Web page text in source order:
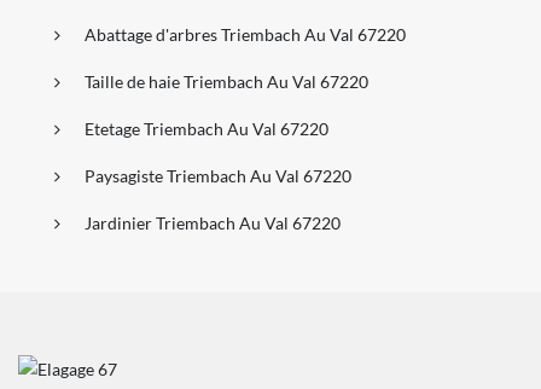
Abattage d'arbres Triembach Au Val 67220
Taille de haie Triembach Au Val 67220
Etetage Triembach Au Val 67220
Paysagiste Triembach Au Val 67220
Jardinier Triembach Au Val 67220